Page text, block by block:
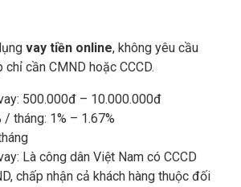
vay tiền online, không yêu cầu
cần CMND hoặc CCCD.
500.000đ – 10.000.000đ
/ tháng: 1% – 1.67%
Là công dân Việt Nam có CCCD
chấp nhận cả khách hàng thuộc đối